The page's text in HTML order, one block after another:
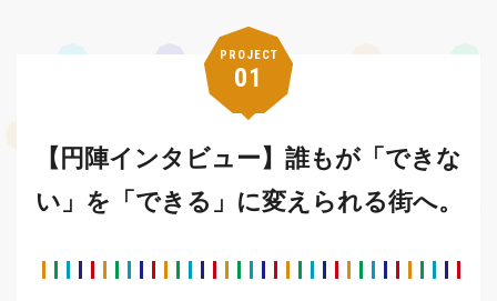
PROJECT
01
【円陣インタビュー】誰もが「できな
い」を「できる」に変えられる街へ。